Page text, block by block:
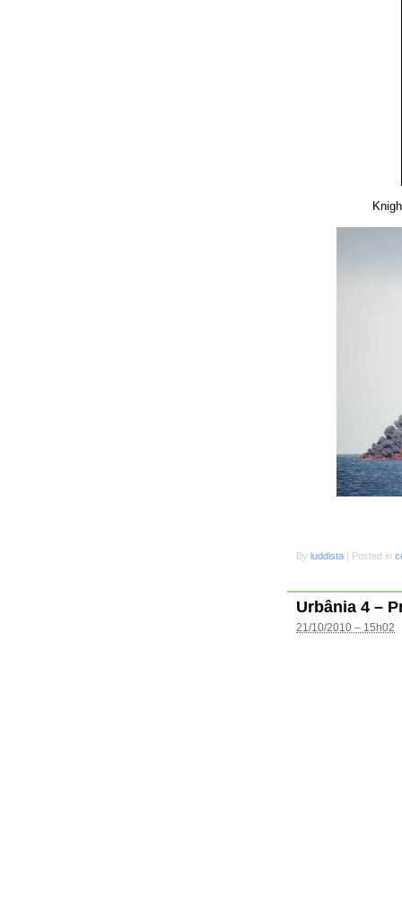
By luddista | Posted in
Urbânia 4 –
21/10/2010 – 15h02